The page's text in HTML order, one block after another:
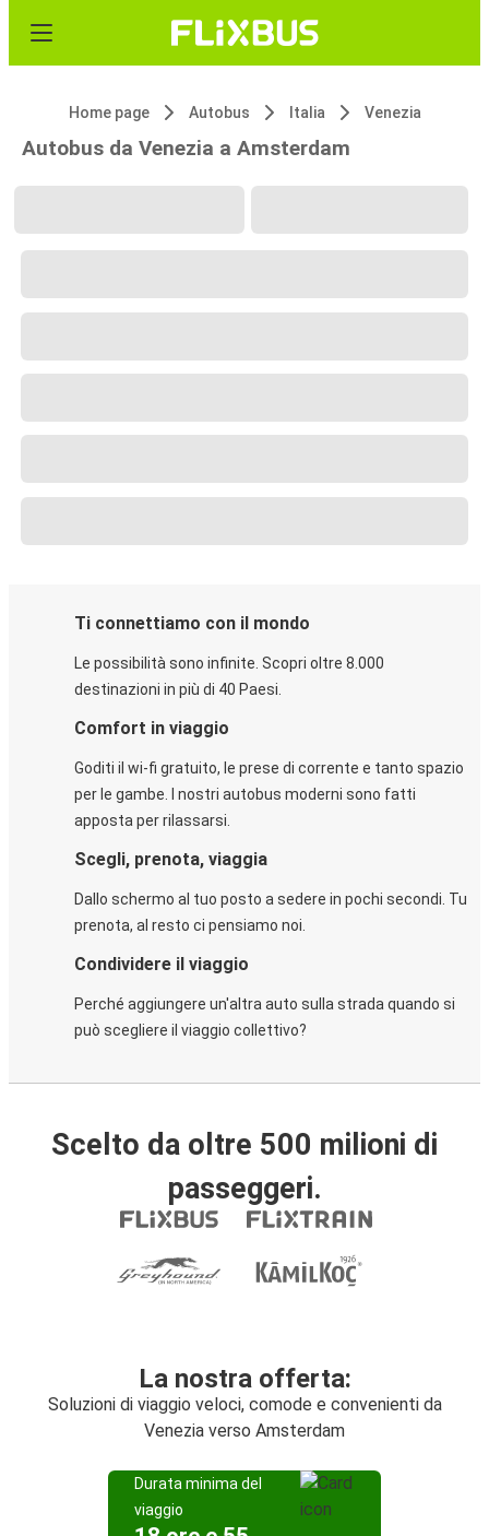
Home page Autobus Italia Venezia
Autobus da Venezia a Amsterdam
Ti connettiamo con il mondo
Le possibilità sono infinite. Scopri oltre 8.000
destinazioni in più di 40 Paesi.
Comfort in viaggio
Goditi il wi-fi gratuito, le prese di corrente e tanto spazio
per le gambe. I nostri autobus moderni sono fatti
apposta per rilassarsi.
Scegli, prenota, viaggia
Dallo schermo al tuo posto a sedere in pochi secondi. Tu
prenota, al resto ci pensiamo noi.
Condividere il viaggio
Perché aggiungere un'altra auto sulla strada quando si
può scegliere il viaggio collettivo?
Scelto da oltre 500 milioni di
passeggeri.
La nostra offerta:
Soluzioni di viaggio veloci, comode e convenienti da
Venezia verso Amsterdam
Durata minima del
viaggio